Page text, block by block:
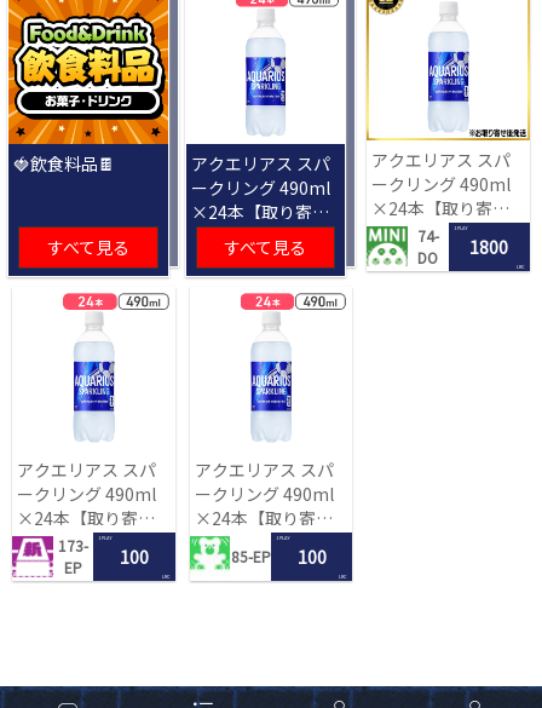
🍓飲食料品🍫
すべて見る
アクエリアス スパ
ークリング 490ml
×24本【取り寄せ
入荷後次第発送】
すべて見る
アクエリアス スパ
ークリング 490ml
×24本【取り寄せ
入荷後次第発送】
74-
DO
1 PLAY
1800
LRC
アクエリアス スパ
ークリング 490ml
×24本【取り寄せ
入荷後次第発送】
173-
EP
1 PLAY
100
LRC
アクエリアス スパ
ークリング 490ml
×24本【取り寄せ
入荷後次第発送】
85-EP
1 PLAY
100
LRC